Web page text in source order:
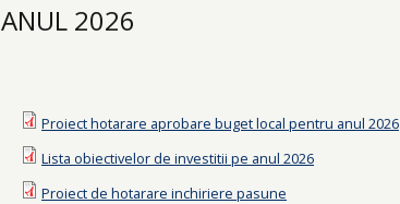
ANUL 2026
Proiect hotarare aprobare buget local pentru anul 2026
Lista obiectivelor de investitii pe anul 2026
Proiect de hotarare inchiriere pasune